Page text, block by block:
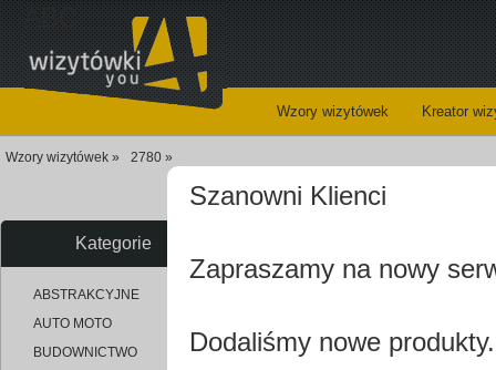
Wzory wizytówek Kreator
Wzory wizytówek » 2780 »
Kategorie
ABSTRAKCYJNE
AUTO MOTO
BUDOWNICTWO
ABC
Szanowni Klienci
Zapraszamy na nowy
Dodaliśmy nowe